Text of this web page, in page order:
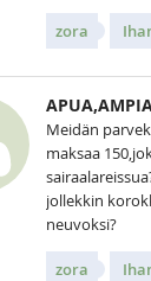
zora
Meidän
maksaa
jollekkin
neuvoksi?
zora